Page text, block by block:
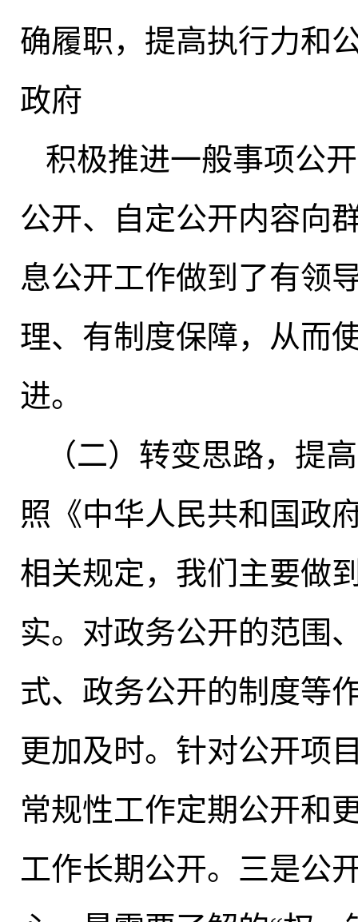
确履职，提高执行力和
政府
积极推进一般事项公
公开、自定公开内容向
息公开工作做到了有领
理、有制度保障，从而
进。
（二）转变思路， 提
照《中华人民共和国政
相关规定 ， 我们主要做
实。对政务公开的范围
式、政务公开的制度等
更加及时。针对公开项
常规性工作定期公开和
工作长期公开。 三是公